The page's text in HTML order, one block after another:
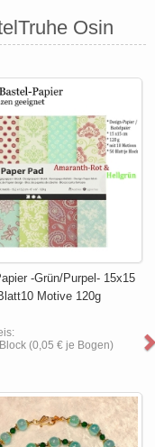
Osin
-Grün/Purpel- 15x15
Motive 120g
(0,05 € je Bogen)